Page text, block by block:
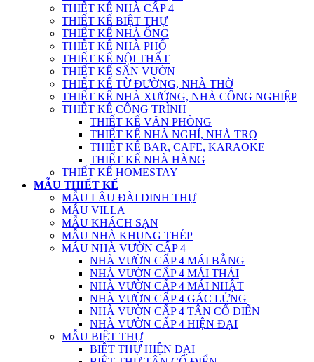
THIẾT KẾ NHÀ CẤP 4
THIẾT KẾ BIỆT THỰ
THIẾT KẾ NHÀ ỐNG
THIẾT KẾ NHÀ PHỐ
THIẾT KẾ NỘI THẤT
THIẾT KẾ SÂN VƯỜN
THIẾT KẾ TỪ ĐƯỜNG, NHÀ THỜ
THIẾT KẾ NHÀ XƯỞNG, NHÀ CÔNG NGHIỆP
THIẾT KẾ CÔNG TRÌNH
THIẾT KẾ VĂN PHÒNG
THIẾT KẾ NHÀ NGHỈ, NHÀ TRỌ
THIẾT KẾ BAR, CAFE, KARAOKE
THIẾT KẾ NHÀ HÀNG
THIẾT KẾ HOMESTAY
MẪU THIẾT KẾ
MẪU LÂU ĐÀI DINH THỰ
MẪU VILLA
MẪU KHÁCH SẠN
MẪU NHÀ KHUNG THÉP
MẪU NHÀ VƯỜN CẤP 4
NHÀ VƯỜN CẤP 4 MÁI BẰNG
NHÀ VƯỜN CẤP 4 MÁI THÁI
NHÀ VƯỜN CẤP 4 MÁI NHẬT
NHÀ VƯỜN CẤP 4 GÁC LỬNG
NHÀ VƯỜN CẤP 4 TÂN CỔ ĐIỂN
NHÀ VƯỜN CẤP 4 HIỆN ĐẠI
MẪU BIỆT THỰ
BIỆT THỰ HIỆN ĐẠI